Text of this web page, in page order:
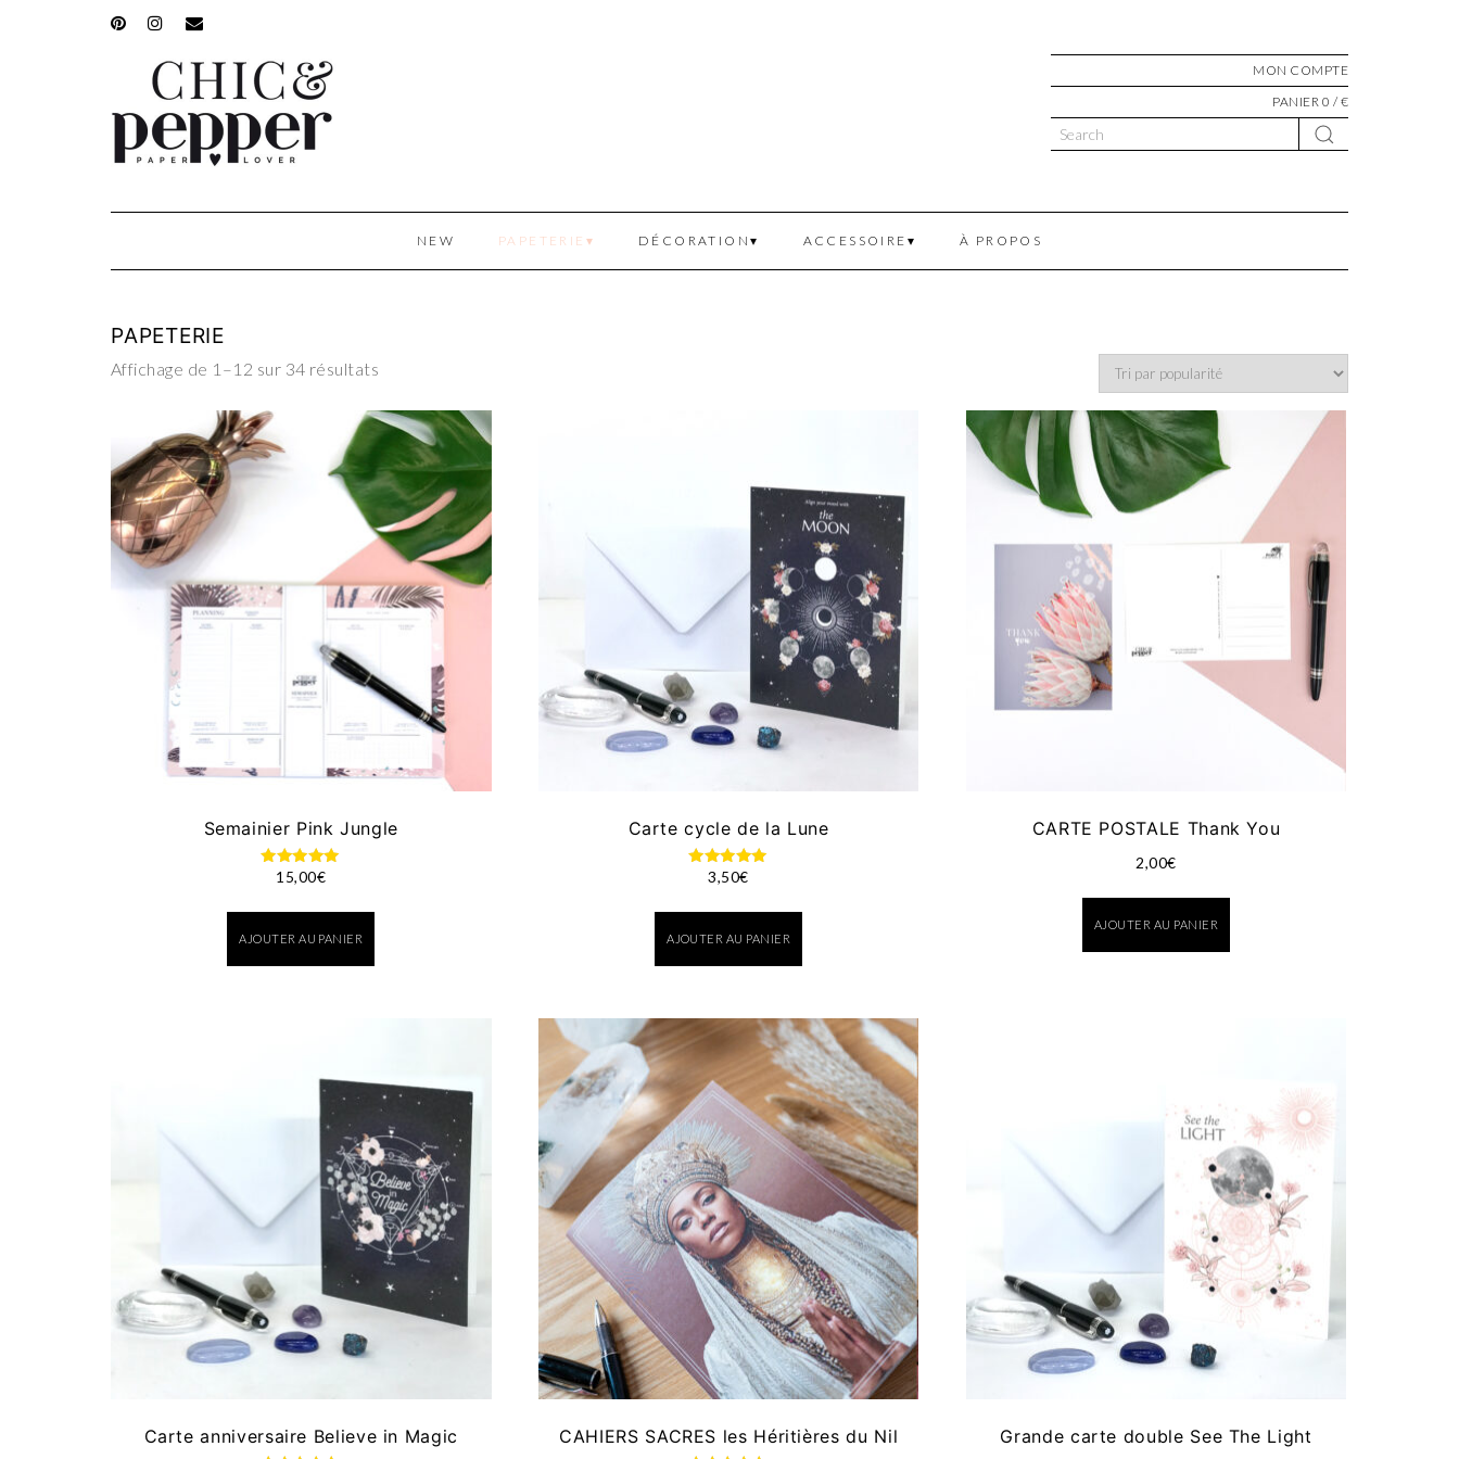
MON COMPTE
PANIER 0 / €
NEW PAPETERIE DÉCORATION ACCESSOIRE À PROPOS
PAPETERIE
Affichage de 1–12 sur 34 résultats
Semainier Pink Jungle
Note
15,00€
AJOUTER AU PANIER
Carte cycle de la Lune
Note
3,50€
AJOUTER AU PANIER
CARTE POSTALE Thank You
2,00€
AJOUTER AU PANIER
Carte anniversaire Believe in Magic CAHIERS SACRES les Héritières du Nil Grande carte double See The Light